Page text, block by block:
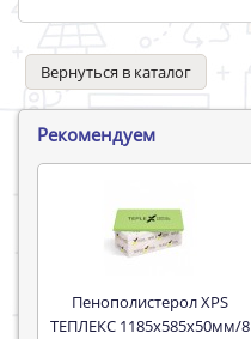
Вернуться в каталог
Рекомендуем
Пенополистерол XPS
ТЕПЛЕКС 1185х585х50мм/8